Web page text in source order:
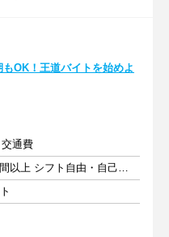
もOK！王道バイトを始めよ
通費
週1日以上 1日2時間以上 シフト自由・自己申告